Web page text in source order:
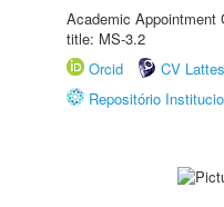
Academic Appointment
title: MS-3.2
Orcid
CV Lattes
Repositório